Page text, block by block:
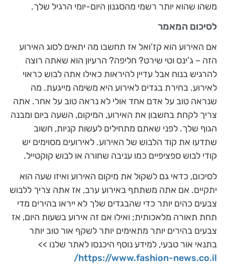
משהו שהוא יותר רשמי מהסגנון היום-יומי הרגיל שלך.
לסיכום המאמר
אם האירוע הוא קז’ואל אז תחשבו מה יתאים לסוג האירוע
הזה – ג’ינס וטי שירט? חליפה? הרעיון הוא שאתה רוצה
להרגיש בנוח אבל עדיין להיראות כאילו אתה לבוש כראוי
לאירוע. בחירת בגדים לאירוע היא משימה מייגעת. מה
שנראה טוב על אדם אחד אולי לא נראה טוב על אחר. אתה
צריך לקחת בחשבון את האירוע, המיקום, השעה ביום ומבנה
הגוף שלך. לפני שאתם מתחילים לעשות קניות, חשוב
שתדעו את קוד הלבוש של האירוע. לאירועים מסוימים יש
קודי לבוש ספציפיים כמו עניבה שחורה או לבוש קוקטייל.
לסיכום, כדאי גם לשקול את מיקום האירוע ואיזו שעה הוא
יתקיים. אם אתה משתתף באירוע ערב, אז אתה צריך ללבוש
צבעים כהים יותר כדי שהבגדים שלך לא ייראו בהירים מדי
תחת תאורה מלאכותית; ואילו אם זה אירוע בשעות היום, אז
צבעים בהירים יותר מתאימים יותר לשקף אור טוב יותר
בתנאי אור טבעי, למידע נוסף היכנסו לאתר שלנו >>
https://www.fashion-news.co.il/